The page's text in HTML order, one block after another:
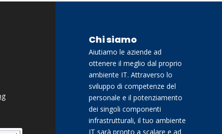
Chi siamo
Aiutiamo le aziende ad
ottenere il meglio dal proprio
ambiente IT. Attraverso lo
sviluppo di competenze del
personale e il potenziamento
dei singoli componenti
infrastrutturali, il tuo ambiente
IT sarà pronto a scalare e ad